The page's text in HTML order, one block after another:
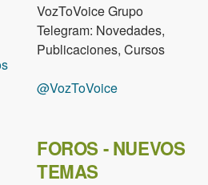
VozToVoice Grupo
Telegram: Novedades,
Publicaciones, Cursos
@VozToVoice
FOROS - NUEVOS
TEMAS